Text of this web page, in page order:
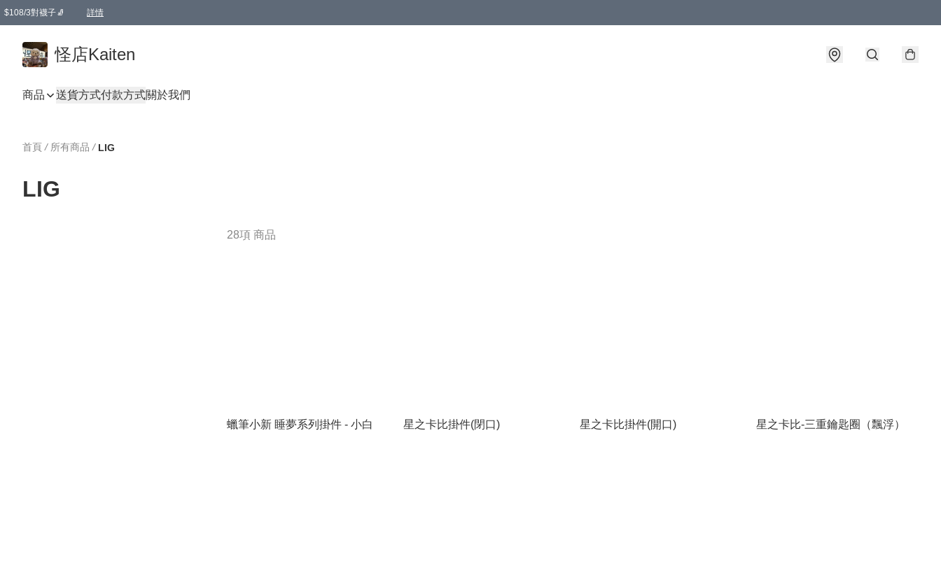
$108/3對襪子🧦 詳情
怪店Kaiten
商品 送貨方式付款方式關於我們
首頁 / 所有商品 / LIG
LIG
28項 商品
蠟筆小新 睡夢系列掛件 - 小白 星之卡比掛件(閉口) 星之卡比掛件(開口) 星之卡比-三重鑰匙圈（飄浮）